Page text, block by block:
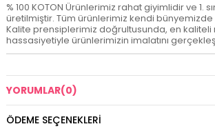
% 100 KOTON Ürünlerimiz rahat giyimlidir ve 1.
üretilmiştir. Tüm ürünlerimiz kendi
Kalite prensiplerimiz doğrultusunda, en kaliteli
hassasiyetiyle ürünlerimizin imalatını
YORUMLAR(0)
ÖDEME SEÇENEKLERI